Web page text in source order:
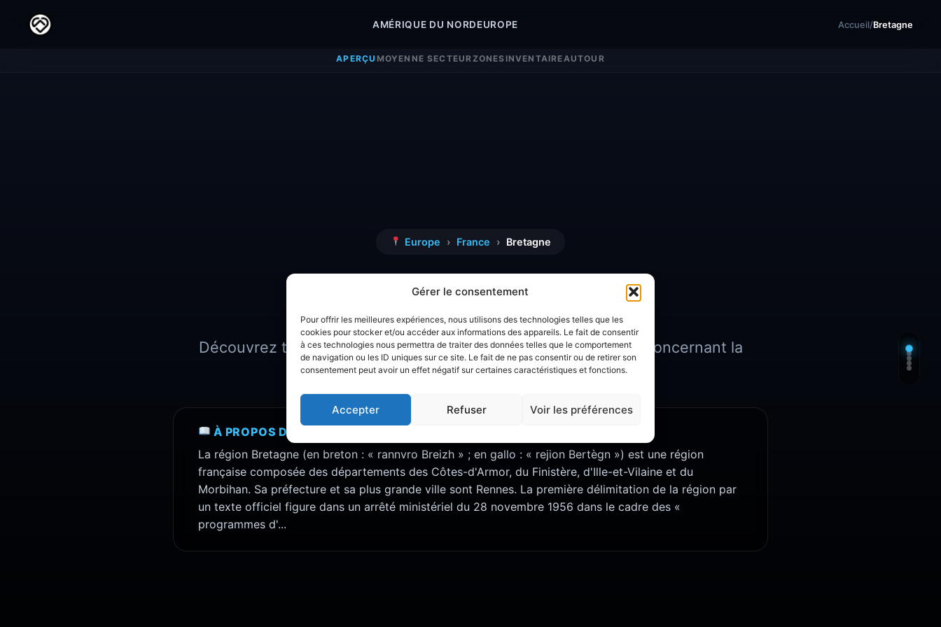
Gérer le consentement
Pour offrir les meilleures expériences, nous utilisons des technologies telles que les
cookies pour stocker et/ou accéder aux informations des appareils. Le fait de consentir
à ces technologies nous permettra de traiter des données telles que le comportement
de navigation ou les ID uniques sur ce site. Le fait de ne pas consentir ou de retirer son
consentement peut avoir un effet négatif sur certaines caractéristiques et fonctions.
Accepter Refuser Voir les préférences
AMÉRIQUE DU NORDEUROPE Accueil/Bretagne
APERÇU MOYENNE SECTEURZONESINVENTAIREAUTOUR
Europe › France › Bretagne
Bretagne
Découvrez toutes les informations, avis et analyses détaillées concernant la
zoneBretagne.
À PROPOS DE BRETAGNE
La région Bretagne (en breton : « rannvro Breizh » ; en gallo : « rejion Bertègn ») est une région
française composée des départements des Côtes-d'Armor, du Finistère, d'Ille-et-Vilaine et du
Morbihan. Sa préfecture et sa plus grande ville sont Rennes. La première délimitation de la région par
un texte officiel figure dans un arrêté ministériel du 28 novembre 1956 dans le cadre des «
programmes d'...